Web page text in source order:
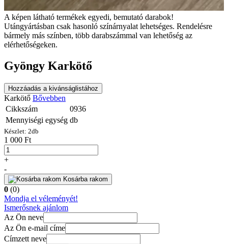
A képen látható termékek egyedi, bemutató darabok!
Utángyártásban csak hasonló színárnyalat lehetséges. Rendelésre
bármely más színben, több darabszámmal van lehetőség az
elérhetőségeken.
Gyöngy Karkötő
Hozzáadás a kivánságlistához
Karkötő Bővebben
Cikkszám
0936
Mennyiségi egység db
Készlet: 2db
1 000 Ft
+
-
Kosárba rakom
0 (0)
Mondja el véleményét!
Ismerősnek ajánlom
Az Ön neve
Az Ön e-mail címe
Címzett neve